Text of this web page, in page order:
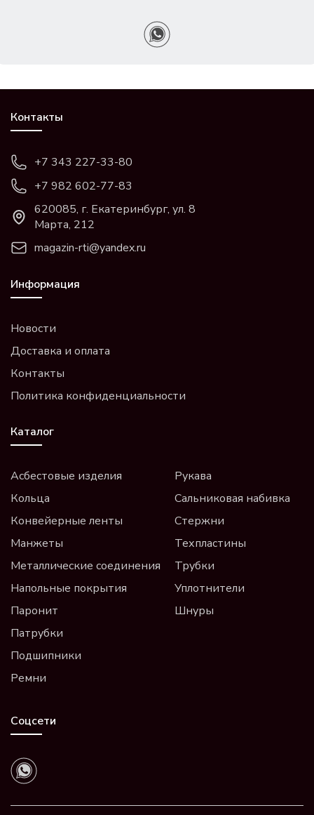
Контакты
+7 343 227-33-80
+7 982 602-77-83
620085, г. Екатеринбург, ул. 8
Марта, 212
magazin-rti@yandex.ru
Информация
Новости
Доставка и оплата
Контакты
Политика конфиденциальности
Каталог
Асбестовые изделия
Кольца
Конвейерные ленты
Манжеты
Металлические соединения
Напольные покрытия
Паронит
Патрубки
Подшипники
Ремни
Рукава
Сальниковая набивка
Стержни
Техпластины
Трубки
Уплотнители
Шнуры
Соцсети